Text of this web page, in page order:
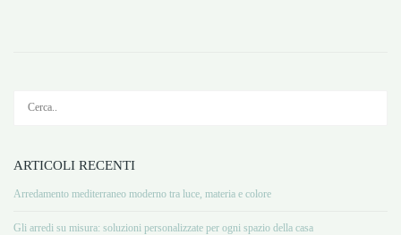
ARTICOLI RECENTI
Arredamento mediterraneo moderno tra luce, materia e colore
Gli arredi su misura: soluzioni personalizzate per ogni spazio della casa